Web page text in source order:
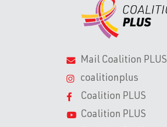
Mail Coalition PLUS
coalitionplus
Coalition PLUS
Coalition PLUS